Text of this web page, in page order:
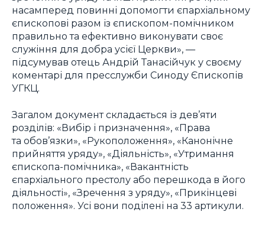
насамперед повинні допомогти єпархіальному
єпископові разом із єпископом-помічником
правильно та ефективно виконувати своє
служіння для добра усієї Церкви», —
підсумував отець Андрій Танасійчук у своєму
коментарі для пресслужби Синоду Єпископів
УГКЦ.
Загалом документ складається із дев’яти
розділів: «Вибір і призначення», «Права
та обов’язки», «Рукоположення», «Канонічне
прийняття уряду», «Діяльність», «Утримання
єпископа-помічника», «Вакантність
єпархіального престолу або перешкода в його
діяльності», «Зречення з уряду», «Прикінцеві
положення». Усі вони поділені на 33 артикули.